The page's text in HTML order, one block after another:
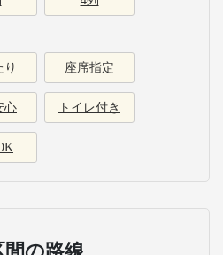
り 座席指定
心 トイレ付き